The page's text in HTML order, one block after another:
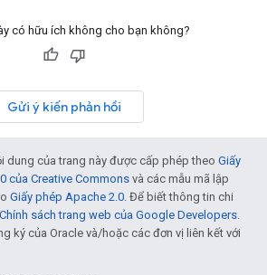
có hữu ích không cho bạn không?
Gửi ý kiến phản hồi
dung của trang này được cấp phép theo Giấy
của Creative Commons và các mẫu mã lập
Giấy phép Apache 2.0 . Để biết thông tin chi
Chính sách trang web của Google Developers
ký của Oracle và/hoặc các đơn vị liên kết với